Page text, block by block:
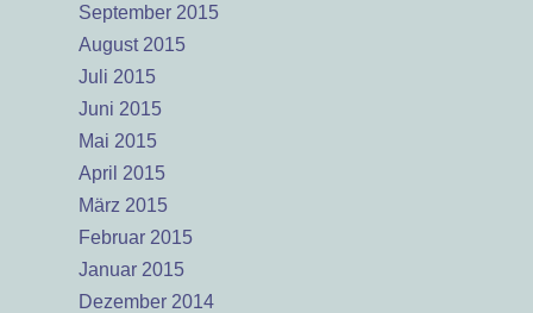
September 2015
August 2015
Juli 2015
Juni 2015
Mai 2015
April 2015
März 2015
Februar 2015
Januar 2015
Dezember 2014